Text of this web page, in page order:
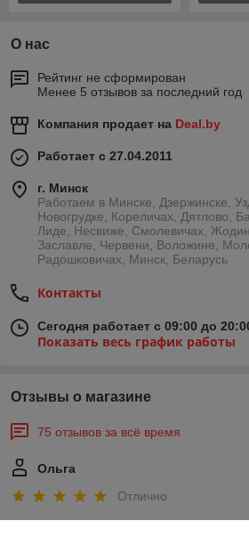
О нас
Рейтинг не сформирован
Менее 5 отзывов за последний год
Компания продает на Deal.by
Работает с 27.04.2011
г. Минск
Работаем в Минске, Дзержинске,
Новогрудке, Кореличах, Дятлово,
Лиде, Несвиже, Смолевичах,
Заславле, Червени, Воложине,
Радошковичах, Минск, Беларусь
Контакты
Сегодня работает с 09:00 до
Показать весь график работы
Отзывы о магазине
75 отзывов за всё время
Ольга
Отлично